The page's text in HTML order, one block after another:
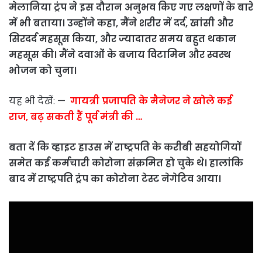
मेलानिया ट्रंप ने इस दौरान अनुभव किए गए लक्षणों के बारे
में भी बताया। उन्होंने कहा, मैंने शरीर में दर्द, खांसी और
सिरदर्द महसूस किया, और ज्यादातर समय बहुत थकान
महसूस की। मैंने दवाओं के बजाय विटामिन और स्वस्थ
भोजन को चुना।
यह भी देखें: — गायत्री प्रजापति के मैनेजर ने खोले कई
राज, बढ़ सकती हैं पूर्व मंत्री की …
बता दें कि व्हाइट हाउस में राष्ट्रपति के करीबी सहयोगियों
समेत कई कर्मचारी कोरोना संक्रमित हो चुके थे। हालांकि
बाद में राष्ट्रपति ट्रंप का कोरोना टेस्ट नेगेटिव आया।